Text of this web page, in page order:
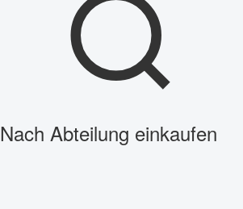
Nach Abteilung einkaufen